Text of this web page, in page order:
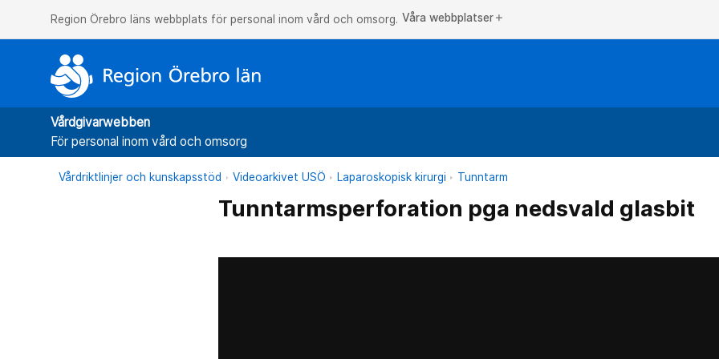
Region Örebro läns webbplats för personal inom vård och omsorg. Våra webbplatser add
Vårdgivarwebben
För personal inom vård och omsorg
Vårdriktlinjer och kunskapsstöd Videoarkivet USÖ Laparoskopisk kirurgi Tunntarm
Tunntarmsperforation pga nedsvald glasbit